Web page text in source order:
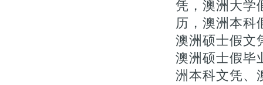
凭，澳洲大学
历，澳洲本科
澳洲硕士假文
澳洲硕士假毕
洲本科文凭、